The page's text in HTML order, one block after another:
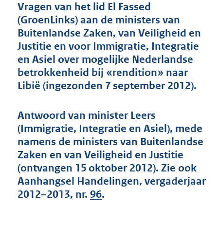
d
s
g
r
o
t
t
0
b
Vragen van het lid El Fassed
(GroenLinks) aan de ministers van
Buitenlandse Zaken, van Veiligheid en
Justitie en voor Immigratie, Integratie
en Asiel over mogelijke Nederlandse
betrokkenheid bij «rendition» naar
Libië (ingezonden 7 september 2012).
Antwoord van minister Leers
(Immigratie, Integratie en Asiel), mede
namens de ministers van Buitenlandse
Zaken en van Veiligheid en Justitie
(ontvangen 15 oktober 2012). Zie ook
Aanhangsel Handelingen, vergaderjaar
2012–2013, nr. 96.